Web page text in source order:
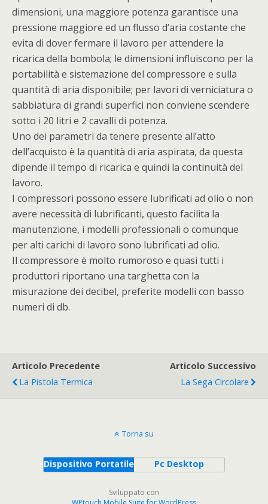
dimensioni, una maggiore potenza garantisce una
pressione maggiore ed un flusso d’aria costante che
evita di dover fermare il lavoro per attendere la
ricarica della bombola; le dimensioni influiscono per la
portabilità e sistemazione del compressore e sulla
quantità di aria disponibile; per lavori di verniciatura o
sabbiatura di grandi superfici non conviene scendere
sotto i 20 litri e 2 cavalli di potenza.
Uno dei parametri da tenere presente all’atto
dell’acquisto è la quantità di aria aspirata, da questa
dipende il tempo di ricarica e quindi la continuità del
lavoro.
I compressori possono essere lubrificati ad olio o non
avere necessità di lubrificanti, questo facilita la
manutenzione, i modelli professionali o comunque
per alti carichi di lavoro sono lubrificati ad olio.
Il compressore è molto rumoroso e quasi tutti i
produttori riportano una targhetta con la
misurazione dei decibel, preferite modelli con basso
numeri di db.
Articolo Precedente
La Pistola Termica
Articolo Successivo
La Sega Circolare
Torna su
Dispositivo Portatile Pc Desktop
Sviluppato con